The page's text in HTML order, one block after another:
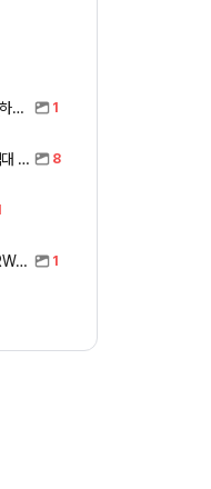
아이 둘 이상 키우는 아버지 회원님들 필독! (하이패스 할인) 1
기사) 신형 아반떼, 계약 첫날 1만1094대 '역대 최고' 8
[신차사진] 2026 테슬라 모델 Y 프리미엄 RWD (펄 화이트 + 블랙시트) 1